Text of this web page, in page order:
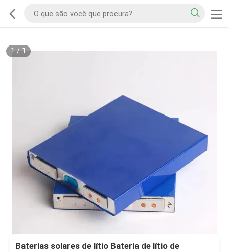
1 / 1
Baterias solares de lítio Bateria de lítio de